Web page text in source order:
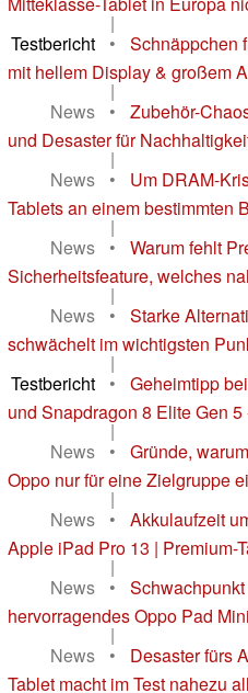
Oppo Pad Mini Pad Serie
News • Oppo zeigt
Mitteklasse-Tablet in Europa
|
Testbericht •
Schnäppchen
mit hellem Display & großem
|
News •
Zubehör-
und Desaster für
|
News
• Um DRAM-
Tablets an einem bestimmten
|
News • Warum fehlt
Sicherheitsfeature, welches
|
News • Starke
schwächelt im wichtigsten
|
Testbericht • Geheimtipp
und Snapdragon 8 Elite Gen 5 -
|
News
•
Gründe,
Oppo nur für eine Zielgruppe
|
News •
Akkulaufzeit
Apple iPad Pro 13 | Premium-
|
News
•